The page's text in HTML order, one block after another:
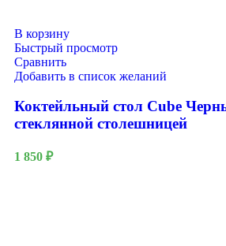
В корзину
Быстрый просмотр
Сравнить
Добавить в список желаний
Коктейльный стол Cube
стеклянной столешницей
1 850 ₽